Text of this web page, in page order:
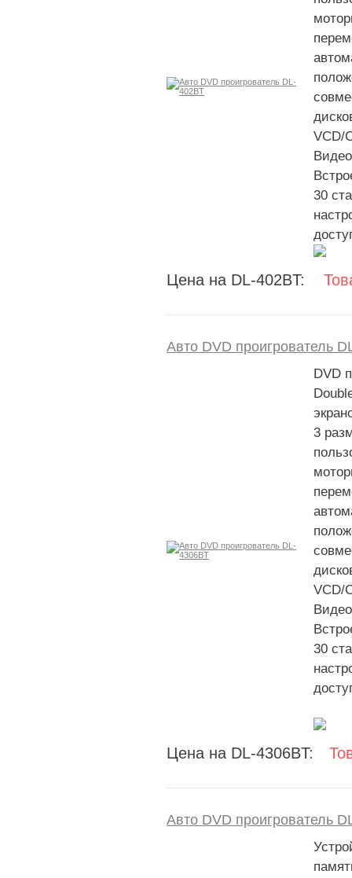
VCD/
30
Цена на DL-402BT:
Авто DVD проигрователь
DVD
3
VCD/
30
Цена на DL-4306BT:
Авто DVD проигрователь